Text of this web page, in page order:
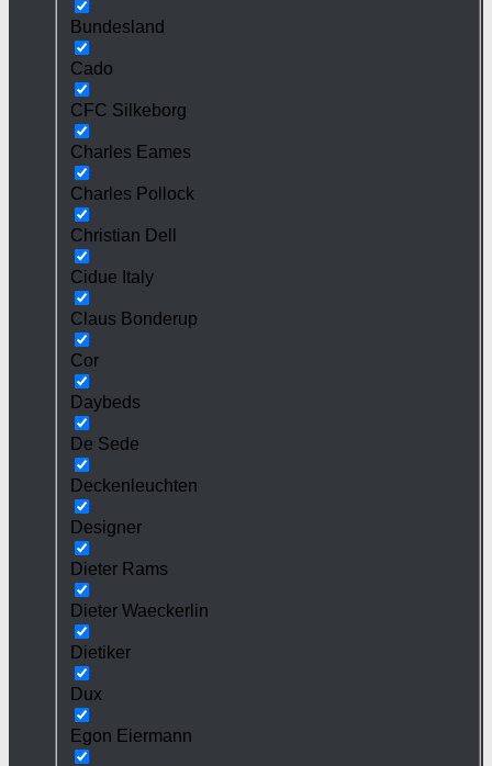
Bundesland
Cado
CFC Silkeborg
Charles Eames
Charles Pollock
Christian Dell
Cidue Italy
Claus Bonderup
Cor
Daybeds
De Sede
Deckenleuchten
Designer
Dieter Rams
Dieter Waeckerlin
Dietiker
Dux
Egon Eiermann